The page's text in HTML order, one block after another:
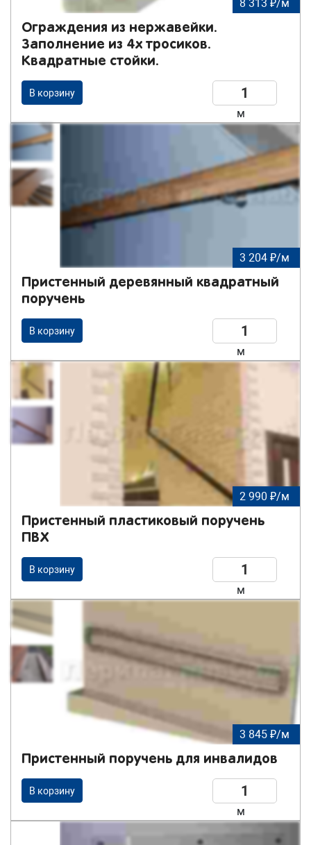
8 313 ₽/м
Ограждения из нержавейки.
Заполнение из 4х тросиков.
Квадратные стойки.
В корзину
м
3 204 ₽/м
Пристенный деревянный квадратный
поручень
В корзину
м
2 990 ₽/м
Пристенный пластиковый поручень
ПВХ
В корзину
м
3 845 ₽/м
Пристенный поручень для инвалидов
В корзину
м